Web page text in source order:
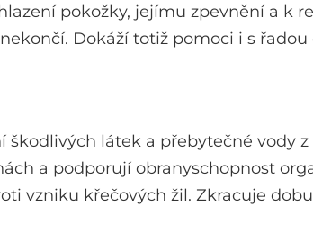
pokožky, jejímu zpevnění a k
Dokáží totiž pomoci i s
látek a přebytečné vody
a podporují obranyschopnost
vzniku křečových žil. Zkracuje